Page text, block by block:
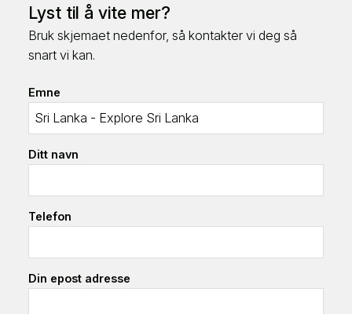
Lyst til å vite mer?
Bruk skjemaet nedenfor, så kontakter vi deg så
snart vi kan.
Emne
Ditt navn
Telefon
Din epost adresse